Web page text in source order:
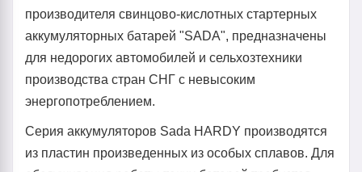
производителя свинцово-кислотных стартерных
аккумуляторных батарей "SADA", предназначены
для недорогих автомобилей и сельхозтехники
производства стран СНГ с невысоким
энергопотреблением.
Серия аккумуляторов Sada HARDY производятся
из пластин произведенных из особых сплавов. Для